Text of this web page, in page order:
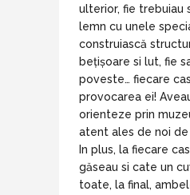
ulterior, fie trebuiau
lemn cu unele
construiască
bețișoare si lut, fie
poveste… fiecare
provocarea ei!
orienteze prin
atent ales de noi
In plus, la fiecare
găseau si cate un
toate, la final,